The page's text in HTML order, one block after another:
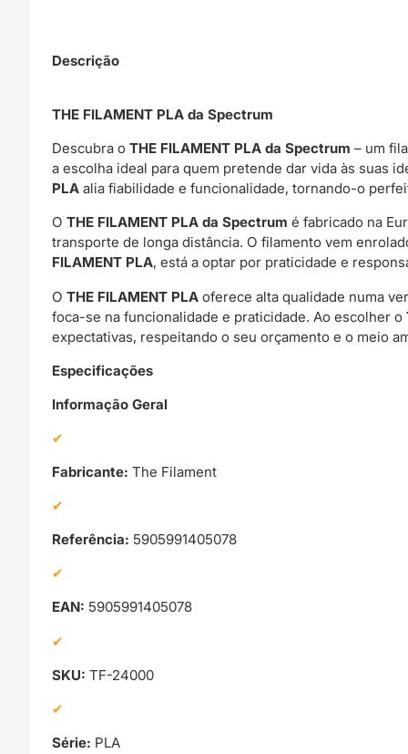
Descrição
THE FILAMENT PLA da Spectrum
Descubra oTHE FILAMENT PLA da Spectrum – um
a escolha ideal para quem pretende dar vida às suas
PLA alia fiabilidade e funcionalidade, tornando-o
OTHE FILAMENT PLA da Spectrum é fabricado na
transporte de longa distância. O filamento vem
FILAMENT PLA, está a optar por praticidade e
OTHE FILAMENT PLA oferece alta qualidade numa
foca-se na funcionalidade e praticidade. Ao escolher o
expectativas, respeitando o seu orçamento e o meio
Especificações
Informação Geral
Fabricante: The Filament
Referência: 5905991405078
EAN: 5905991405078
SKU: TF-24000
Série: PLA